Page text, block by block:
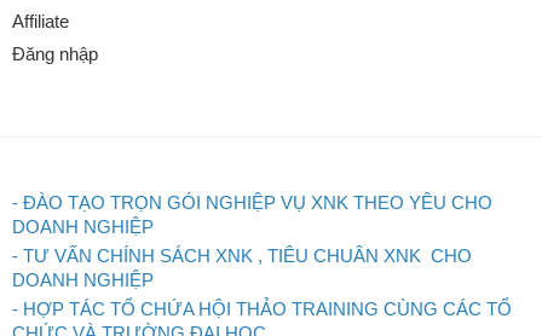
Affiliate
Đăng nhập
- ĐÀO TẠO TRỌN GÓI NGHIỆP VỤ XNK THEO YÊU CHO
DOANH NGHIỆP
- TƯ VẤN CHÍNH SÁCH XNK , TIÊU CHUÂN XNK CHO
DOANH NGHIỆP
- HỢP TÁC TỔ CHỨA HỘI THẢO TRAINING CÙNG CÁC TỔ